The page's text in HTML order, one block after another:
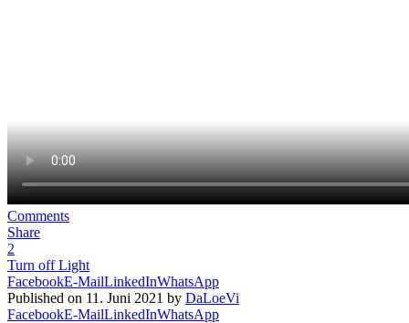
Comments
Share
2
Turn off Light
FacebookE-MailLinkedInWhatsApp
Published on 11. Juni 2021 by DaLoeVi
FacebookE-MailLinkedInWhatsApp